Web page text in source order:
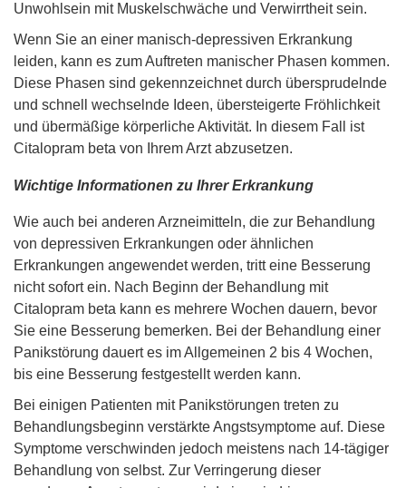
Unwohlsein mit Muskelschwäche und Verwirrtheit sein.
Wenn Sie an einer manisch-depressiven Erkrankung
leiden, kann es zum Auftreten manischer Phasen kommen.
Diese Phasen sind gekennzeichnet durch übersprudelnde
und schnell wechselnde Ideen, übersteigerte Fröhlichkeit
und übermäßige körperliche Aktivität. In diesem Fall ist
Citalopram beta von Ihrem Arzt abzusetzen.
Wichtige Informationen zu Ihrer Erkrankung
Wie auch bei anderen Arzneimitteln, die zur Behandlung
von depressiven Erkrankungen oder ähnlichen
Erkrankungen angewendet werden, tritt eine Besserung
nicht sofort ein. Nach Beginn der Behandlung mit
Citalopram beta kann es mehrere Wochen dauern, bevor
Sie eine Besserung bemerken. Bei der Behandlung einer
Panikstörung dauert es im Allgemeinen 2 bis 4 Wochen,
bis eine Besserung festgestellt werden kann.
Bei einigen Patienten mit Panikstörungen treten zu
Behandlungsbeginn verstärkte Angstsymptome auf. Diese
Symptome verschwinden jedoch meistens nach 14-tägiger
Behandlung von selbst. Zur Verringerung dieser